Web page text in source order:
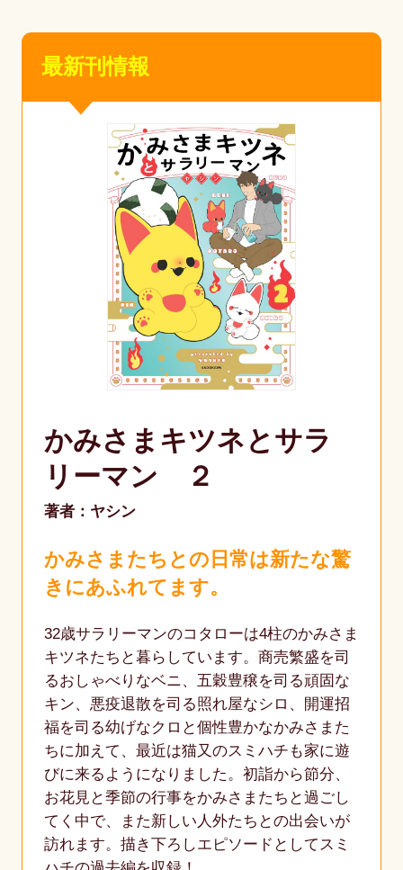
最新刊情報
かみさまキツネとサラ
リーマン ２
著者：ヤシン
かみさまたちとの日常は新たな驚
きにあふれてます。
32歳サラリーマンのコタローは4柱のかみさま
キツネたちと暮らしています。商売繁盛を司
るおしゃべりなベニ、五穀豊穣を司る頑固な
キン、悪疫退散を司る照れ屋なシロ、開運招
福を司る幼げなクロと個性豊かなかみさまた
ちに加えて、最近は猫又のスミハチも家に遊
びに来るようになりました。初詣から節分、
お花見と季節の行事をかみさまたちと過ごし
てく中で、また新しい人外たちとの出会いが
訪れます。描き下ろしエピソードとしてスミ